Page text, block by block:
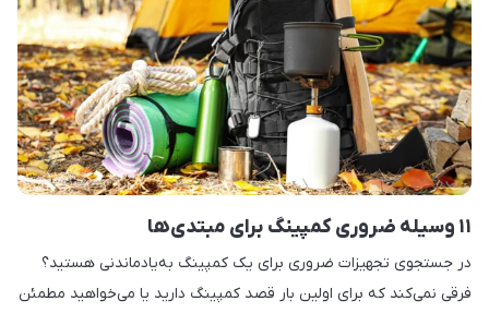
۱۱ وسیله ضروری کمپینگ برای مبتدی‌ها
در جستجوی تجهیزات ضروری برای یک کمپینگ به‌یادماندنی هستید؟
فرقی نمی‌کند که برای اولین بار قصد کمپینگ دارید یا می‌خواهید مطمئن